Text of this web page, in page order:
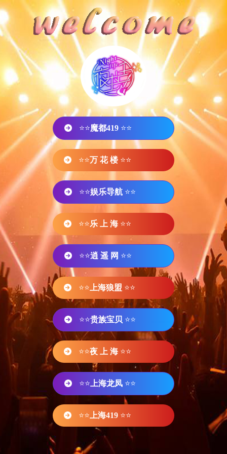
⭐⭐魔都419 ⭐⭐
⭐⭐万 花 楼 ⭐⭐
⭐⭐娱乐导航 ⭐⭐
⭐⭐乐 上 海 ⭐⭐
⭐⭐逍 遥 网 ⭐⭐
⭐⭐ 上海狼盟 ⭐⭐
⭐⭐贵族宝贝 ⭐⭐
⭐⭐夜 上 海 ⭐⭐
⭐⭐ 上海龙凤 ⭐⭐
⭐⭐ 上海419 ⭐⭐